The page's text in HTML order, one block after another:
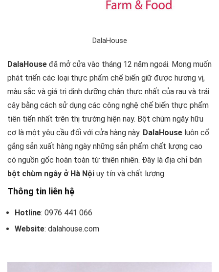
DalaHouse
DalaHouse đã mở cửa vào tháng 12 năm ngoái. Mong muốn
phát triển các loại thực phẩm chế biến giữ được hương vị,
màu sắc và giá trị dinh dưỡng chân thực nhất của rau và trái
cây bằng cách sử dụng các công nghệ chế biến thực phẩm
tiên tiến nhất trên thị trường hiện nay. Bột chùm ngây hữu
cơ là một yêu cầu đối với cửa hàng này. DalaHouse luôn cố
gắng sản xuất hàng ngày những sản phẩm chất lượng cao
có nguồn gốc hoàn toàn từ thiên nhiên. Đây là địa chỉ bán
bột chùm ngây ở Hà Nội uy tín và chất lượng.
Thông tin liên hệ
Hotline: 0976 441 066
Website: dalahouse.com